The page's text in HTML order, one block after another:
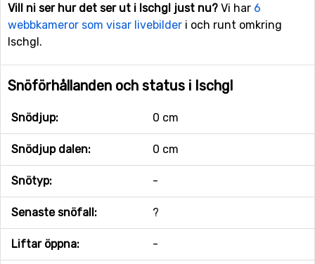
Vill ni ser hur det ser ut i Ischgl just nu? Vi har 6
webbkameror som visar livebilder i och runt omkring
Ischgl.
Snöförhållanden och status i Ischgl
Snödjup: 0 cm
Snödjup dalen: 0 cm
Snötyp: -
Senaste snöfall: ?
Liftar öppna: -